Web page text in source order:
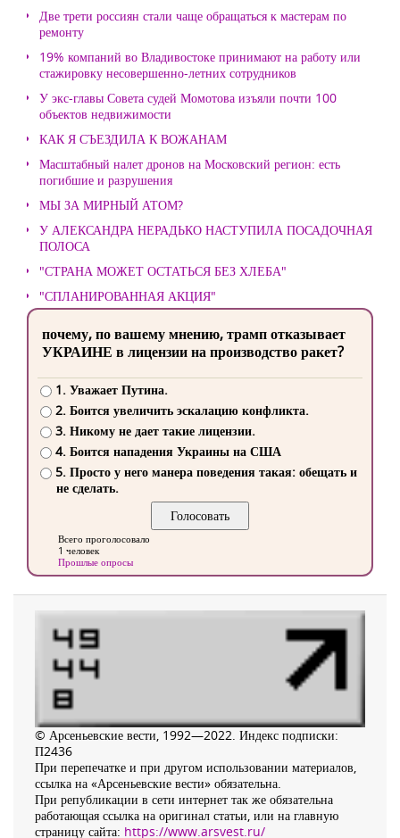
Две трети россиян стали чаще обращаться к мастерам по
ремонту
19% компаний во Владивостоке принимают на работу или
стажировку несовершенно-летних сотрудников
У экс-главы Совета судей Момотова изъяли почти 100
объектов недвижимости
КАК Я СЪЕЗДИЛА К ВОЖАНАМ
Масштабный налет дронов на Московский регион: есть
погибшие и разрушения
МЫ ЗА МИРНЫЙ АТОМ?
У АЛЕКСАНДРА НЕРАДЬКО НАСТУПИЛА ПОСАДОЧНАЯ
ПОЛОСА
"СТРАНА МОЖЕТ ОСТАТЬСЯ БЕЗ ХЛЕБА"
"СПЛАНИРОВАННАЯ АКЦИЯ"
почему, по вашему мнению, трамп отказывает
УКРАИНЕ в лицензии на производство ракет?
1. Уважает Путина.
2. Боится увеличить эскалацию конфликта.
3. Никому не дает такие лицензии.
4. Боится нападения Украины на США
5. Просто у него манера поведения такая: обещать и
не сделать.
Всего проголосовало
1 человек
Прошлые опросы
© Арсеньевские вести, 1992—2022. Индекс подписки:
П2436
При перепечатке и при другом использовании материалов,
ссылка на «Арсеньевские вести» обязательна.
При републикации в сети интернет так же обязательна
работающая ссылка на оригинал статьи, или на главную
страницу сайта: https://www.arsvest.ru/